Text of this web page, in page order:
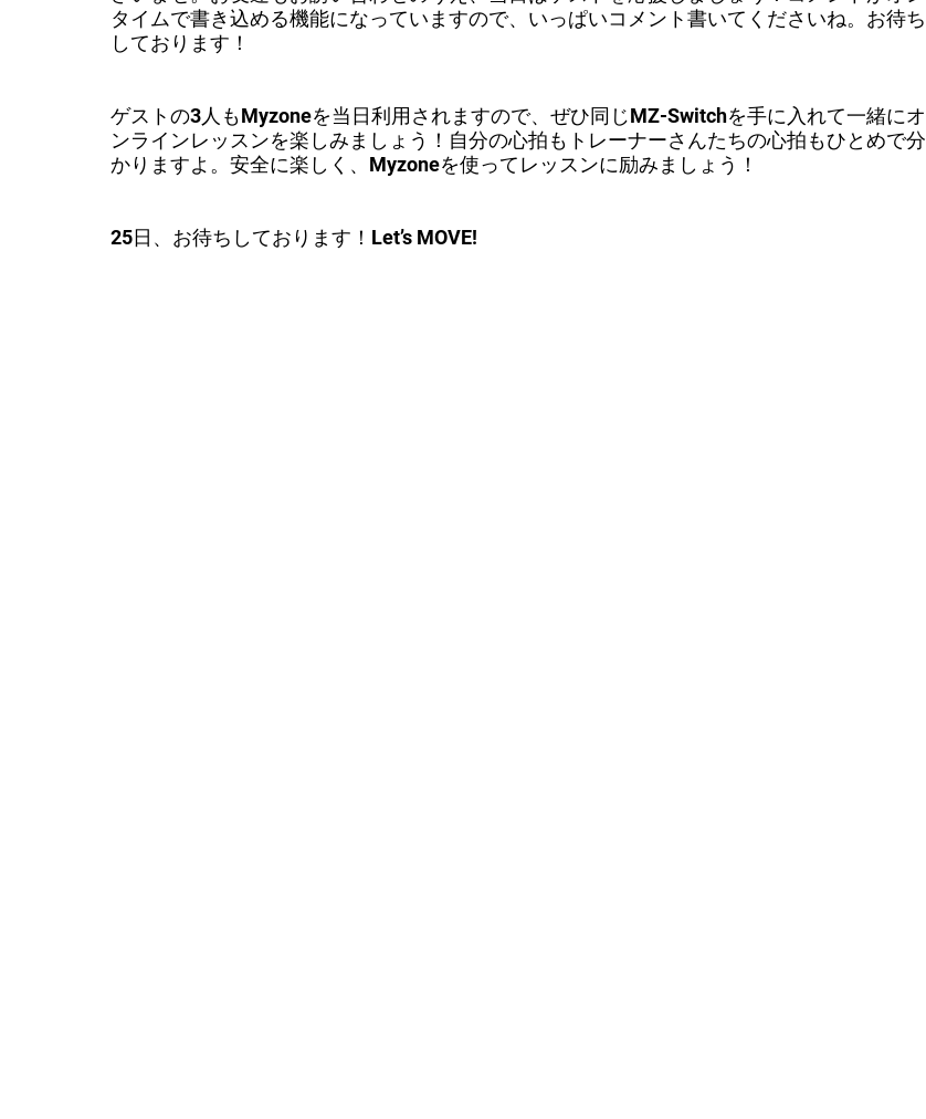
タイムで書き込める機能になっていますので、いっぱいコメント書いてくださいね。お待ち
しております！
ゲストの3人もMyzoneを当日利用されますので、ぜひ同じMZ-Switchを手に入れて一緒にオ
ンラインレッスンを楽しみましょう！自分の心拍もトレーナーさんたちの心拍もひとめで分
かりますよ。安全に楽しく、Myzoneを使ってレッスンに励みましょう！
25日、お待ちしております！Let’s MOVE!